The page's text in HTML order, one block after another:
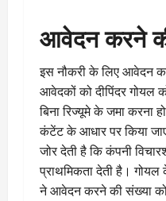
आवेदन करने
इस नौकरी के लिए आवेदन
आवेदकों को दीपिंदर गोयल
बिना रिज्यूमे के जमा
कंटेंट के आधार पर किया
जोर देती है कि कंपनी
प्राथमिकता देती है।
ने आवेदन करने की संख्या